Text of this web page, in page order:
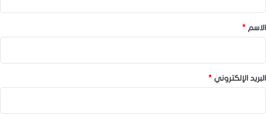
*الاسم *
البريد الإلكتروني *